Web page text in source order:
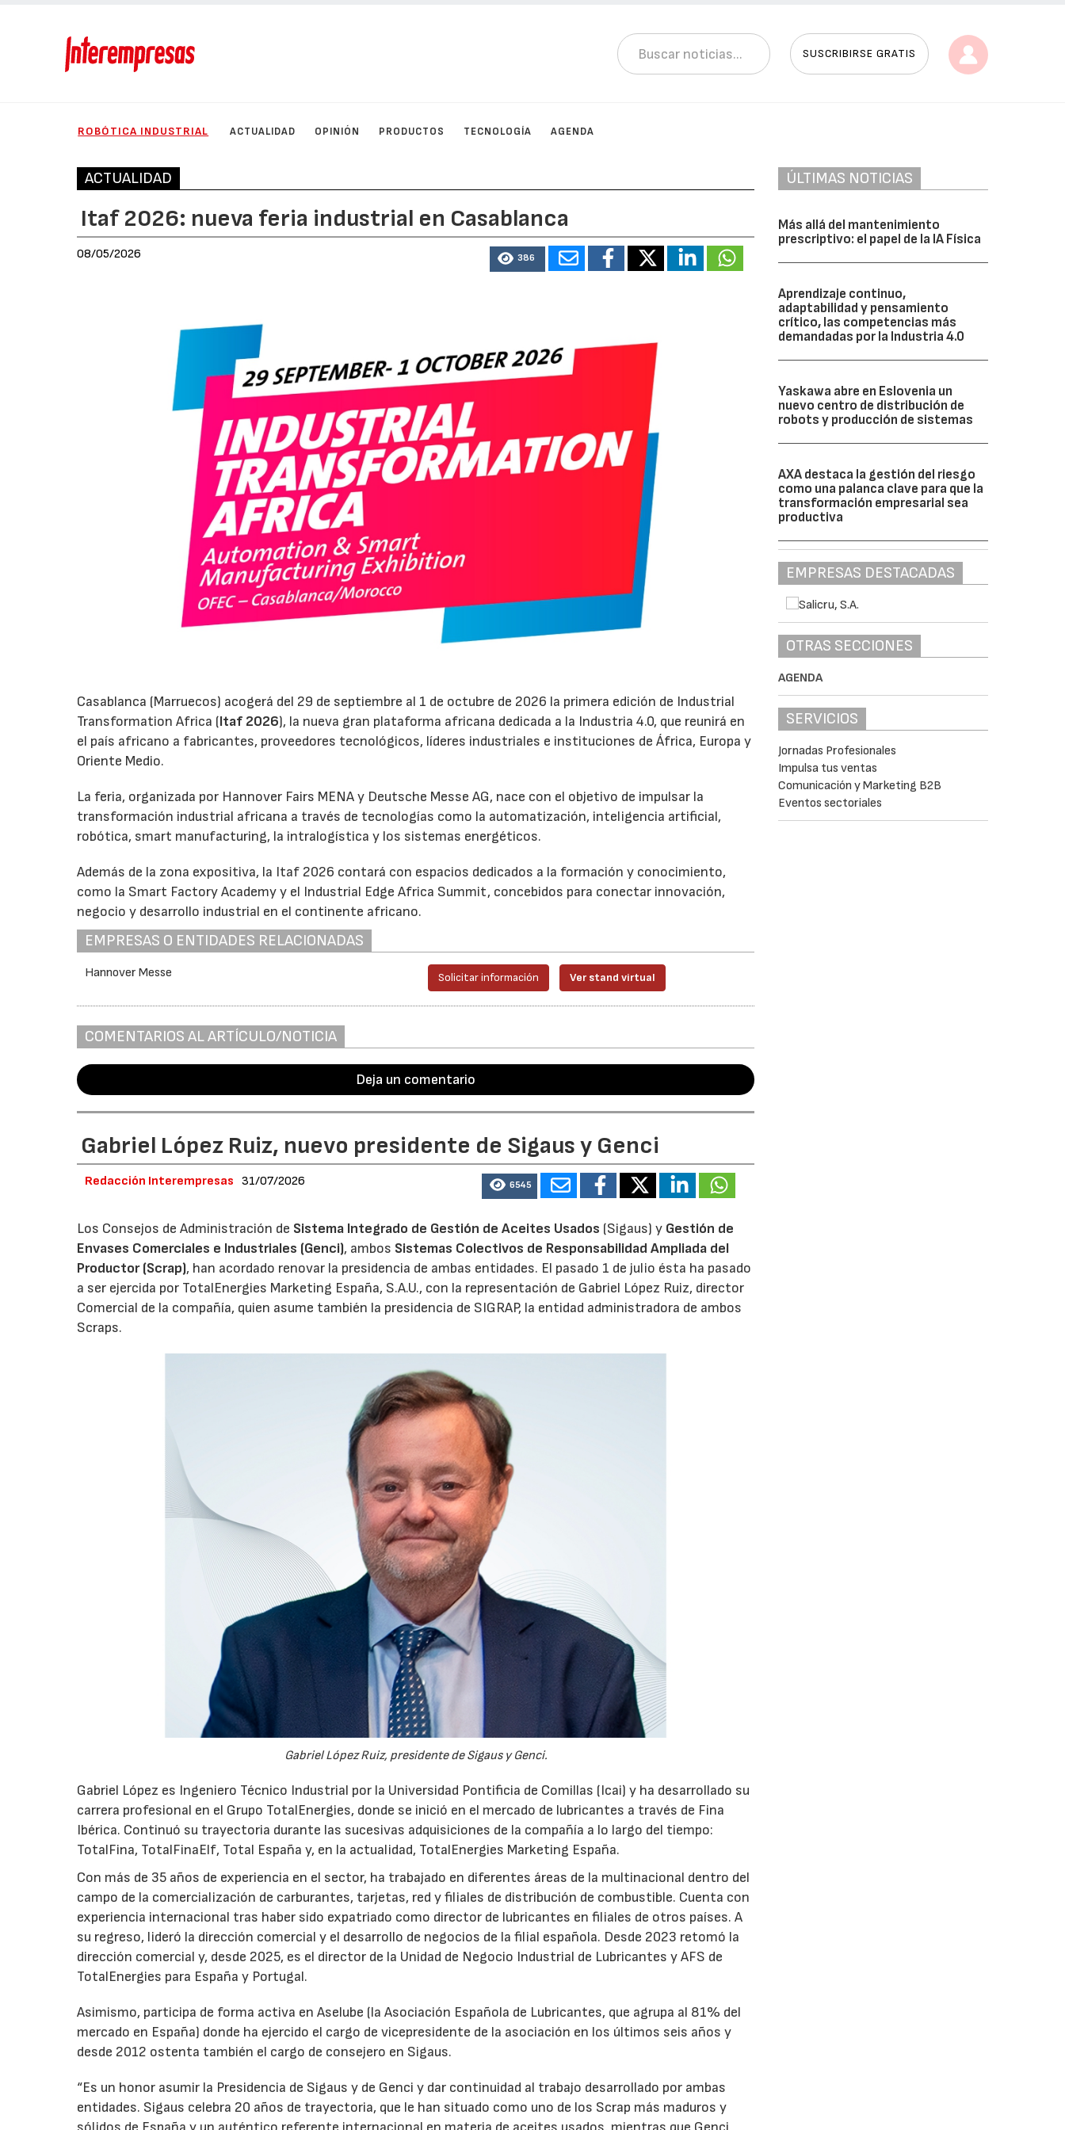
SUSCRIBIRSE GRATIS
ROBÓTICA INDUSTRIAL ACTUALIDAD OPINIÓN PRODUCTOS TECNOLOGÍA AGENDA
ACTUALIDAD
Itaf 2026: nueva feria industrial en Casablanca
08/05/2026 386
Casablanca (Marruecos) acogerá del 29 de septiembre al 1 de octubre de 2026 la primera edición de Industrial
Transformation Africa (Itaf 2026), la nueva gran plataforma africana dedicada a la Industria 4.0, que reunirá en
el país africano a fabricantes, proveedores tecnológicos, líderes industriales e instituciones de África, Europa y
Oriente Medio.
La feria, organizada por Hannover Fairs MENA y Deutsche Messe AG, nace con el objetivo de impulsar la
transformación industrial africana a través de tecnologías como la automatización, inteligencia artificial,
robótica, smart manufacturing, la intralogística y los sistemas energéticos.
Además de la zona expositiva, la Itaf 2026 contará con espacios dedicados a la formación y conocimiento,
como la Smart Factory Academy y el Industrial Edge Africa Summit, concebidos para conectar innovación,
negocio y desarrollo industrial en el continente africano.
EMPRESAS O ENTIDADES RELACIONADAS
Hannover Messe Solicitar información Ver stand virtual
COMENTARIOS AL ARTÍCULO/NOTICIA
Deja un comentario
Gabriel López Ruiz, nuevo presidente de Sigaus y Genci
Redacción Interempresas 31/07/2026 6545
Los Consejos de Administración de Sistema Integrado de Gestión de Aceites Usados (Sigaus) y Gestión de
Envases Comerciales e Industriales (Genci), ambos Sistemas Colectivos de Responsabilidad Ampliada del
Productor (Scrap), han acordado renovar la presidencia de ambas entidades. El pasado 1 de julio ésta ha pasado
a ser ejercida por TotalEnergies Marketing España, S.A.U., con la representación de Gabriel López Ruiz, director
Comercial de la compañía, quien asume también la presidencia de SIGRAP, la entidad administradora de ambos
Scraps.
Gabriel López Ruiz, presidente de Sigaus y Genci.
Gabriel López es Ingeniero Técnico Industrial por la Universidad Pontificia de Comillas (Icai) y ha desarrollado su
carrera profesional en el Grupo TotalEnergies, donde se inició en el mercado de lubricantes a través de Fina
Ibérica. Continuó su trayectoria durante las sucesivas adquisiciones de la compañía a lo largo del tiempo:
TotalFina, TotalFinaElf, Total España y, en la actualidad, TotalEnergies Marketing España.
Con más de 35 años de experiencia en el sector, ha trabajado en diferentes áreas de la multinacional dentro del
campo de la comercialización de carburantes, tarjetas, red y filiales de distribución de combustible. Cuenta con
experiencia internacional tras haber sido expatriado como director de lubricantes en filiales de otros países. A
su regreso, lideró la dirección comercial y el desarrollo de negocios de la filial española. Desde 2023 retomó la
dirección comercial y, desde 2025, es el director de la Unidad de Negocio Industrial de Lubricantes y AFS de
TotalEnergies para España y Portugal.
Asimismo, participa de forma activa en Aselube (la Asociación Española de Lubricantes, que agrupa al 81% del
mercado en España) donde ha ejercido el cargo de vicepresidente de la asociación en los últimos seis años y
desde 2012 ostenta también el cargo de consejero en Sigaus.
“Es un honor asumir la Presidencia de Sigaus y de Genci y dar continuidad al trabajo desarrollado por ambas
entidades. Sigaus celebra 20 años de trayectoria, que le han situado como uno de los Scrap más maduros y
ÚLTIMAS NOTICIAS
Más allá del mantenimiento
prescriptivo: el papel de la IA Física
Aprendizaje continuo,
adaptabilidad y pensamiento
crítico, las competencias más
demandadas por la Industria 4.0
Yaskawa abre en Eslovenia un
nuevo centro de distribución de
robots y producción de sistemas
AXA destaca la gestión del riesgo
como una palanca clave para que la
transformación empresarial sea
productiva
EMPRESAS DESTACADAS
OTRAS SECCIONES
AGENDA
SERVICIOS
Jornadas Profesionales
Impulsa tus ventas
Comunicación y Marketing B2B
Eventos sectoriales